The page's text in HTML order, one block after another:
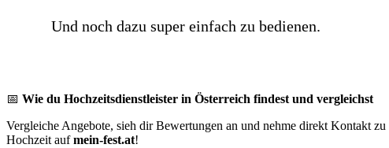
Und noch dazu super einfach zu bedienen.
📅 Wie du Hochzeitsdienstleister in Österreich findest und vergleichst
Vergleiche Angebote, sieh dir Bewertungen an und nehme direkt Kontakt
Hochzeit aufmein-fest.at!